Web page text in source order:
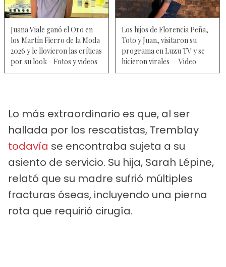
Juana Viale ganó el Oro en
los Martín Fierro de la Moda
2026 y le llovieron las críticas
por su look - Fotos y videos
Los hijos de Florencia Peña,
Toto y Juan, visitaron su
programa en Luzu TV y se
hicieron virales — Video
Lo más extraordinario es que, al ser
hallada por los rescatistas, Tremblay
todavía se encontraba sujeta a su
asiento de servicio. Su hija, Sarah Lépine,
relató que su madre sufrió múltiples
fracturas óseas, incluyendo una pierna
rota que requirió cirugía.